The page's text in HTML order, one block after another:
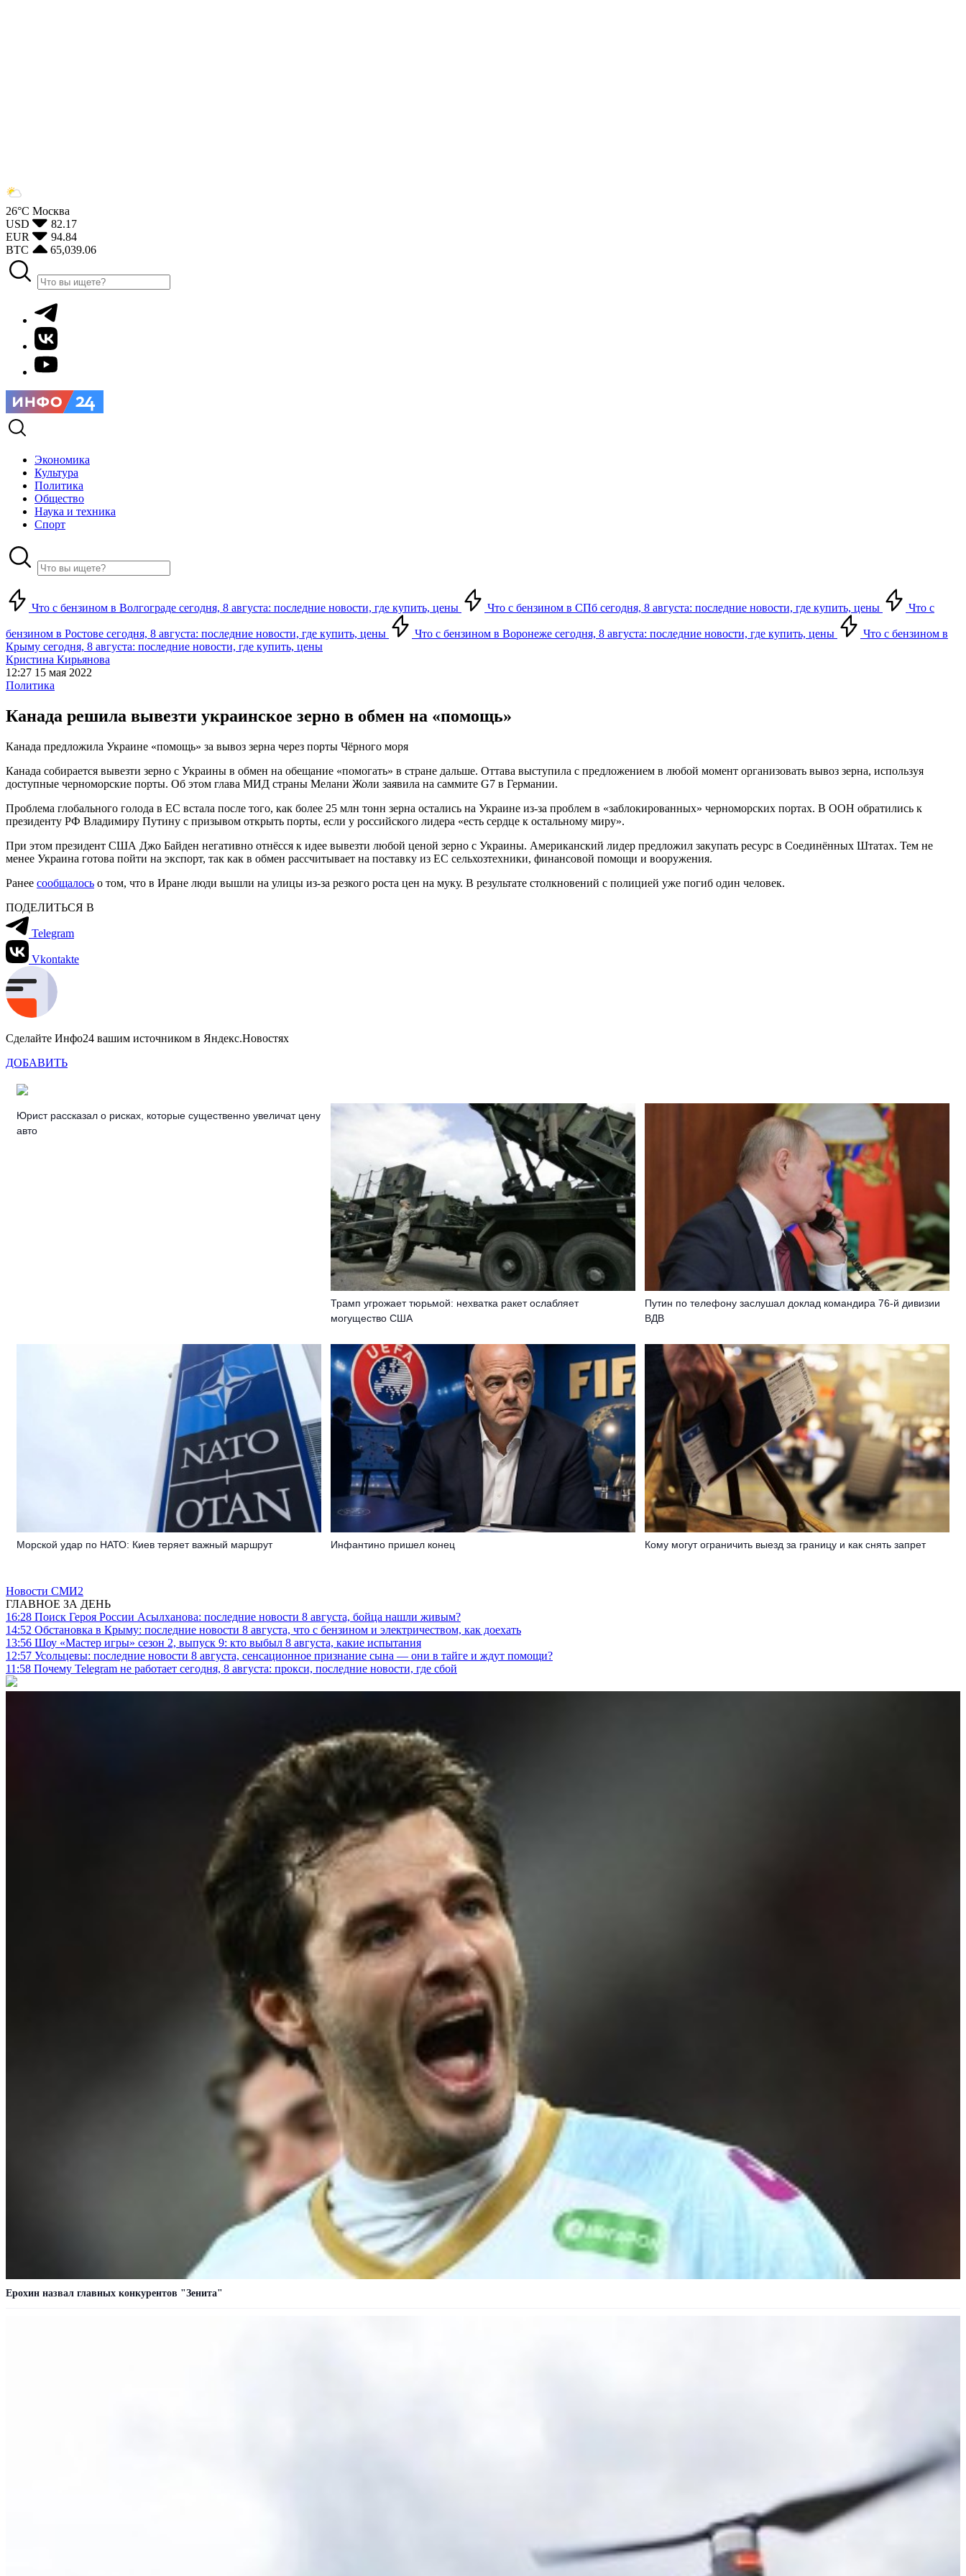
26°С Москва
USD
82.17
EUR
94.84
BTC
65,039.06
Экономика
Культура
Политика
Общество
Наука и техника
Спорт
Что с бензином в Волгограде сегодня, 8 августа: последние новости, где купить, цены Что с бензином в СПб сегодня, 8 августа: последние новости, где купить, цены Что с
бензином в Ростове сегодня, 8 августа: последние новости, где купить, цены Что с бензином в Воронеже сегодня, 8 августа: последние новости, где купить, цены
Что с бензином в
Крыму сегодня, 8 августа: последние новости, где купить, цены
Кристина Кирьянова
12:27 15 мая 2022
Политика
Канада решила вывезти украинское зерно в обмен на «помощь»
Канада предложила Украине «помощь» за вывоз зерна через порты Чёрного моря
Канада собирается вывезти зерно с Украины в обмен на обещание «помогать» в стране дальше. Оттава выступила с предложением в любой момент организовать вывоз зерна, используя
доступные черноморские порты. Об этом глава МИД страны Мелани Жоли заявила на саммите G7 в Германии.
Проблема глобального голода в ЕС встала после того, как более 25 млн тонн зерна остались на Украине из-за проблем в «заблокированных» черноморских портах. В ООН обратились к
президенту РФ Владимиру Путину с призывом открыть порты, если у российского лидера «есть сердце к остальному миру».
При этом президент США Джо Байден негативно отнёсся к идее вывезти любой ценой зерно с Украины. Американский лидер предложил закупать ресурс в Соединённых Штатах. Тем не
менее Украина готова пойти на экспорт, так как в обмен рассчитывает на поставку из ЕС сельхозтехники, финансовой помощи и вооружения.
Ранее сообщалось о том, что в Иране люди вышли на улицы из-за резкого роста цен на муку. В результате столкновений с полицией уже погиб один человек.
ПОДЕЛИТЬСЯ В
Telegram
Vkontakte
Сделайте Инфо24 вашим источником в Яндекс.Новостях
ДОБАВИТЬ
Юрист рассказал о рисках, которые существенно увеличат цену
авто
Трамп угрожает тюрьмой: нехватка ракет ослабляет
могущество США
Путин по телефону заслушал доклад командира 76-й дивизии
ВДВ
Морской удар по НАТО: Киев теряет важный маршрут Инфантино пришел конец Кому могут ограничить выезд за границу и как снять запрет
Новости СМИ2
ГЛАВНОЕ ЗА ДЕНЬ
16:28 Поиск Героя России Асылханова: последние новости 8 августа, бойца нашли живым?
14:52 Обстановка в Крыму: последние новости 8 августа, что с бензином и электричеством, как доехать
13:56 Шоу «Мастер игры» сезон 2, выпуск 9: кто выбыл 8 августа, какие испытания
12:57 Усольцевы: последние новости 8 августа, сенсационное признание сына — они в тайге и ждут помощи?
11:58 Почему Telegram не работает сегодня, 8 августа: прокси, последние новости, где сбой
Ерохин назвал главных конкурентов "Зенита"